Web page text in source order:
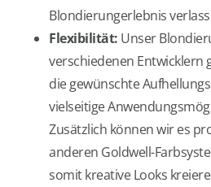
Blondierungerlebnis
Flexibilität: Unser
verschiedenen Entwicklern
die gewünschte
vielseitige
Zusätzlich können wir es
anderen Goldwell-
somit kreative Looks